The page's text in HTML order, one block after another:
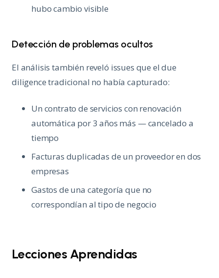
hubo cambio visible
Detección de problemas ocultos
El análisis también reveló issues que el due
diligence tradicional no había capturado:
Un contrato de servicios con renovación
automática por 3 años más — cancelado a
tiempo
Facturas duplicadas de un proveedor en dos
empresas
Gastos de una categoría que no
correspondían al tipo de negocio
Lecciones Aprendidas